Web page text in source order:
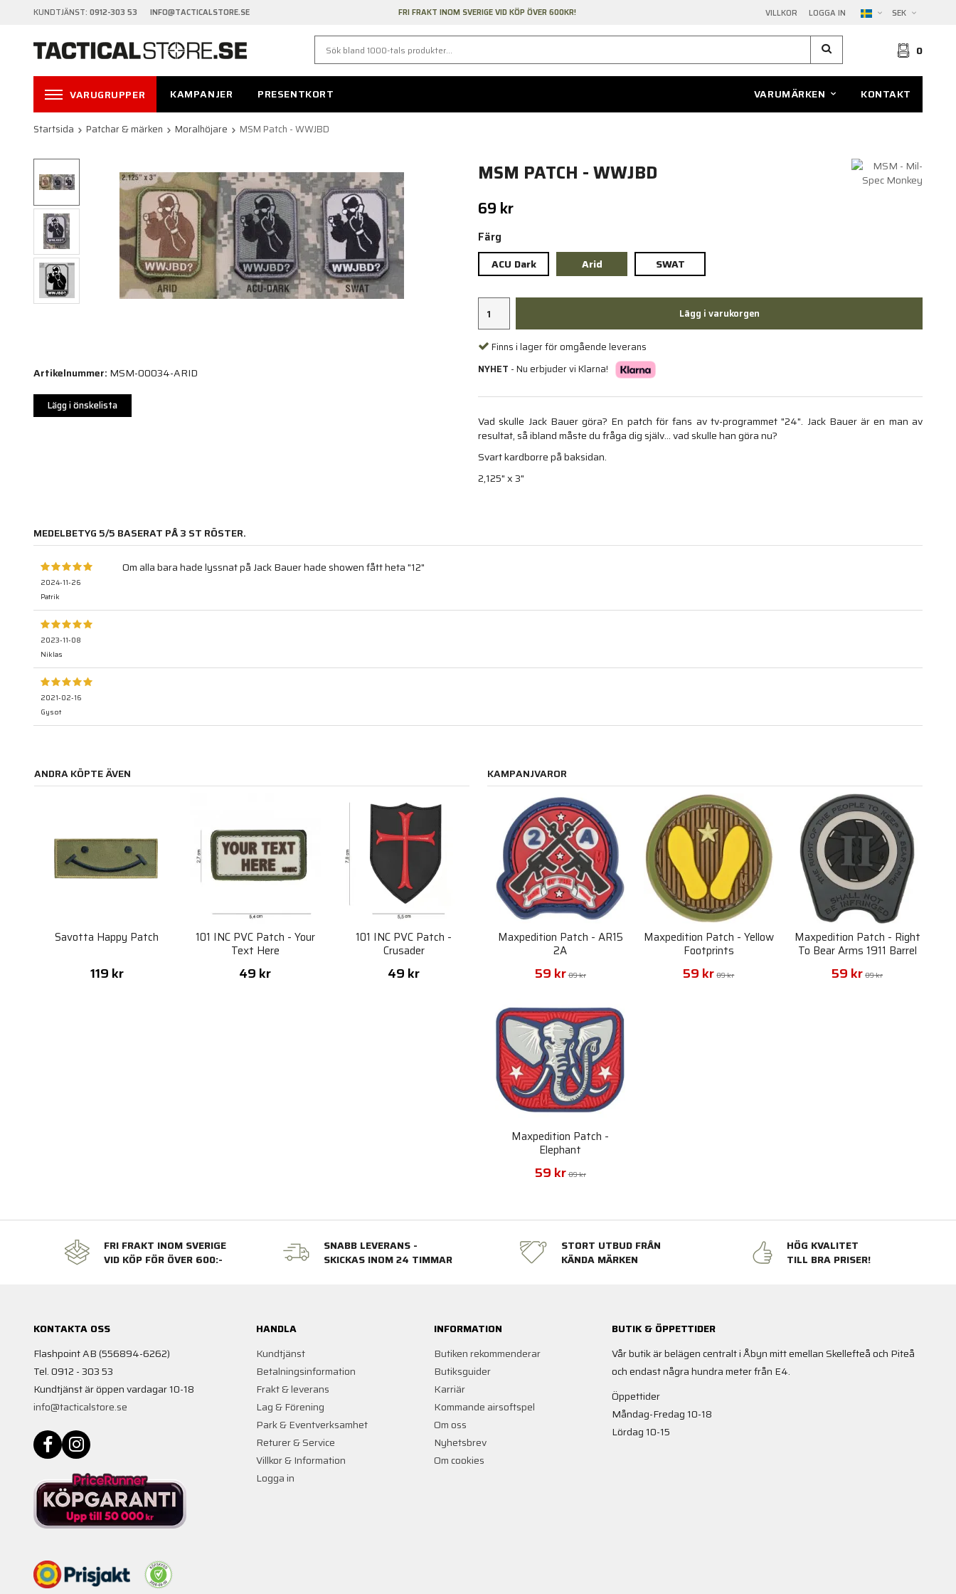
KUNDTJÄNST: 0912-303 53 INFO@TACTICALSTORE.SE VILLKOR LOGGA IN SEK
FRI FRAKT INOM SVERIGE VID KÖP ÖVER 600KR!
0
VARUGRUPPER KAMPANJER PRESENTKORT VARUMÄRKEN KONTAKT
Startsida Patchar & märken Moralhöjare MSM Patch - WWJBD
MSM PATCH - WWJBD
69 kr
Färg
ACU Dark Arid SWAT
Lägg i varukorgen
Finns i lager för omgående leverans
NYHET - Nu erbjuder vi Klarna!
Vad skulle Jack Bauer göra? En patch för fans av tv-programmet "24". Jack Bauer är en man av
resultat, så ibland måste du fråga dig själv... vad skulle han göra nu?
Svart kardborre på baksidan.
2,125" x 3"
Artikelnummer: MSM-00034-ARID
Lägg i önskelista
MEDELBETYG 5/5 BASERAT PÅ3 ST RÖSTER.
2024-11-26
Patrik
Om alla bara hade lyssnat på Jack Bauer hade showen fått heta "12"
2023-11-08
Niklas
2021-02-16
Gysot
ANDRA KÖPTE ÄVEN
Savotta Happy Patch
119 kr
101 INC PVC Patch - Your
Text Here
49 kr
101 INC PVC Patch -
Crusader
49 kr
KAMPANJVAROR
Maxpedition Patch - AR15
2A
59 kr 89 kr
Maxpedition Patch - Yellow
Footprints
59 kr 89 kr
Maxpedition Patch - Right
To Bear Arms 1911 Barrel
Bushing
59 kr 89 kr
Maxpedition Patch -
Elephant
59 kr 89 kr
FRI FRAKT INOM SVERIGE
VID KÖP FÖR ÖVER 600:-
SNABB LEVERANS -
SKICKAS INOM 24 TIMMAR
STORT UTBUD FRÅN
KÄNDA MÄRKEN
HÖG KVALITET
TILL BRA PRISER!
KONTAKTA OSS
Flashpoint AB (556894-6262)
Tel. 0912 - 303 53
Kundtjänst är öppen vardagar 10-18
info@tacticalstore.se
HANDLA
Kundtjänst
Betalningsinformation
Frakt & leverans
Lag & Förening
Park & Eventverksamhet
Returer & Service
Villkor & Information
Logga in
INFORMATION
Butiken rekommenderar
Butiksguider
Karriär
Kommande airsoftspel
Om oss
Nyhetsbrev
Om cookies
BUTIK & ÖPPETTIDER
Vår butik är belägen centralt i Åbyn mitt emellan Skellefteå och Piteå
och endast några hundra meter från E4.
Öppettider
Måndag-Fredag 10-18
Lördag 10-15